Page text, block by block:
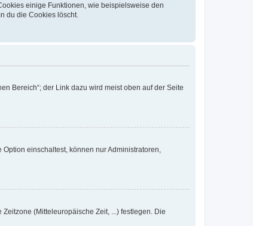
einige Funktionen, wie beispielsweise den
du die Cookies löscht.
Bereich“; der Link dazu wird meist oben auf der Seite
einschaltest, können nur Administratoren,
(Mitteleuropäische Zeit, ...) festlegen. Die